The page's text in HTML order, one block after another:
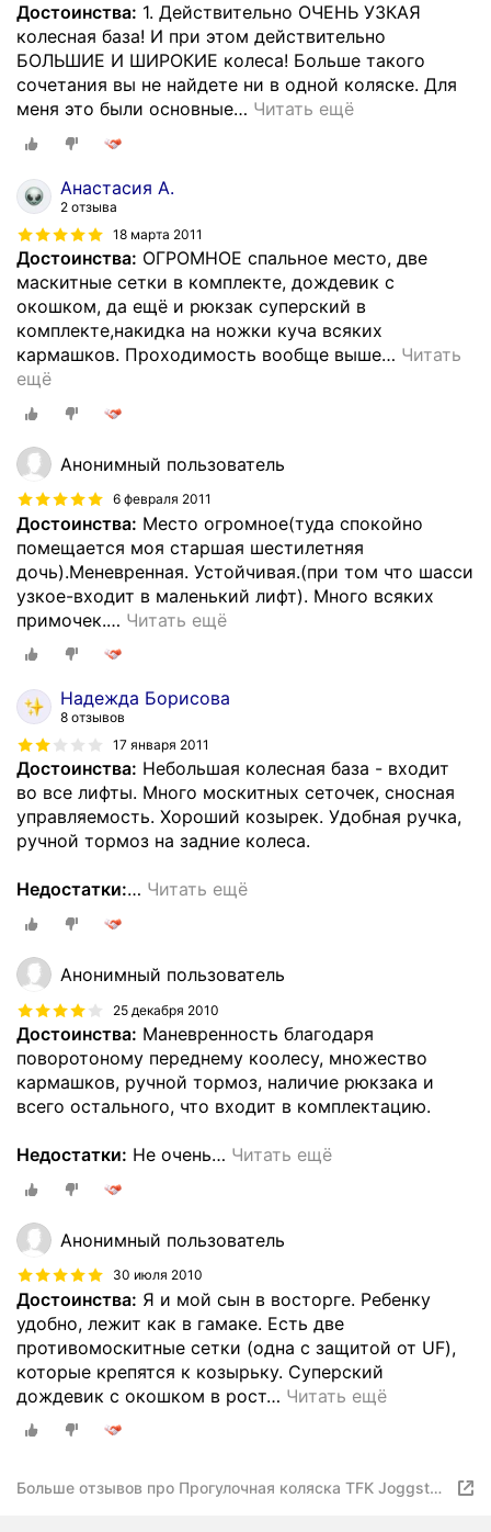
Достоинства: 1. Действительно ОЧЕНЬ УЗКАЯ
колесная база! И при этом действительно
БОЛЬШИЕ И ШИРОКИЕ колеса! Больше такого
сочетания вы не найдете ни в одной коляске. Для
меня это были основные… Читать ещё
Анастасия А.
2 отзыва
18 марта 2011
Достоинства: ОГРОМНОЕ спальное место, две
маскитные сетки в комплекте, дождевик с
окошком, да ещё и рюкзак суперский в
комплекте,накидка на ножки куча всяких
кармашков. Проходимость вообще выше… Читать
ещё
Анонимный пользователь
6 февраля 2011
Достоинства: Место огромное(туда спокойно
помещается моя старшая шестилетняя
дочь).Меневренная. Устойчивая.(при том что шасси
узкое-входит в маленький лифт). Много всяких
примочек.… Читать ещё
Надежда Борисова
8 отзывов
17 января 2011
Достоинства: Небольшая колесная база - входит
во все лифты. Много москитных сеточек, сносная
управляемость. Хороший козырек. Удобная ручка,
ручной тормоз на задние колеса.
Недостатки:… Читать ещё
Анонимный пользователь
25 декабря 2010
Достоинства: Маневренность благодаря
поворотоному переднему коолесу, множество
кармашков, ручной тормоз, наличие рюкзака и
всего остального, что входит в комплектацию.
Недостатки: Не очень… Читать ещё
Анонимный пользователь
30 июля 2010
Достоинства: Я и мой сын в восторге. Ребенку
удобно, лежит как в гамаке. Есть две
противомоскитные сетки (одна с защитой от UF),
которые крепятся к козырьку. Суперский
дождевик с окошком в рост… Читать ещё
Больше отзывов про Прогулочная коляска TFK Joggster